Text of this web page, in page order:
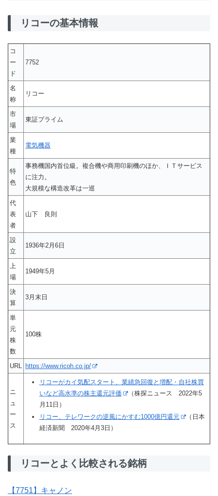
リコーの基本情報
コ
ー
ド
7752
名
称
リコー
市
場
東証プライム
業
種
電気機器
特
色
事務機国内首位級。複合機や商用印刷機のほか、ＩＴサービス
に注力。
大規模な構造改革は一巡
代
表
者
山下 良則
設
立
1936年2月6日
上
場
1949年5月
決
算
3月末日
単
元
株
数
100株
URL https://www.ricoh.co.jp/
ニ
ュ
ー
ス
リコーがカイ気配スタート、業績急回復と増配・自社株買
いなど高水準の株主還元評価
（株探ニュース 2022年5
月11日）
リコー、テレワークの逆風にかすむ1000億円還元
（日本
経済新聞 2020年4月3日）
リコーとよく比較される銘柄
【7751】キャノン